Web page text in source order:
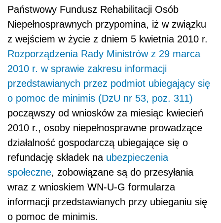
Państwowy Fundusz Rehabilitacji Osób
Niepełnosprawnych przypomina, iż w związku
z wejściem w życie z dniem 5 kwietnia 2010 r.
Rozporządzenia Rady Ministrów z 29 marca
2010 r. w sprawie zakresu informacji
przedstawianych przez podmiot ubiegający się
o pomoc de minimis (DzU nr 53, poz. 311)
począwszy od wniosków za miesiąc kwiecień
2010 r., osoby niepełnosprawne prowadzące
działalność gospodarczą ubiegające się o
refundację składek na ubezpieczenia
społeczne, zobowiązane są do przesyłania
wraz z wnioskiem WN-U-G formularza
informacji przedstawianych przy ubieganiu się
o pomoc de minimis.